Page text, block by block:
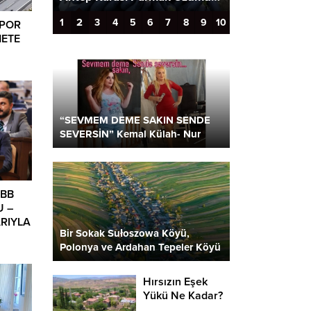
–
1 2 3 4 5 6 7 8 9 10
“SEVMEM DEME SAKIN SENDE
SEVERSİN” Kemal Külah- Nur
Parlar
Bir Sokak Sułoszowa Köyü,
Polonya ve Ardahan Tepeler Köyü
2 Kare…
Hırsızın Eşek
Yükü Ne Kadar?